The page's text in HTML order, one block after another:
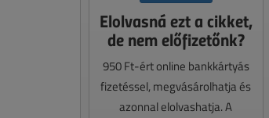
Elolvasná ezt a cikket,
de nem előfizetőnk?
950 Ft-ért online bankkártyás
fizetéssel, megvásárolhatja és
azonnal elolvashatja. A